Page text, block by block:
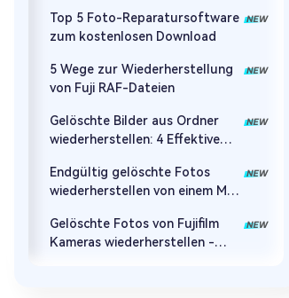
Top 5 Foto-Reparatursoftware
zum kostenlosen Download
5 Wege zur Wiederherstellung
von Fuji RAF-Dateien
Gelöschte Bilder aus Ordner
wiederherstellen: 4 Effektive
Wiederherstellung
Endgültig gelöschte Fotos
wiederherstellen von einem Mac
Gelöschte Fotos von Fujifilm
Kameras wiederherstellen -